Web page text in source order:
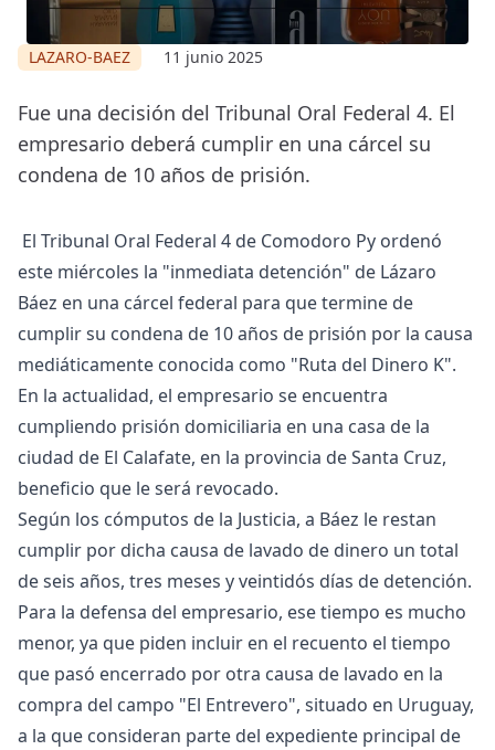
LAZARO-BAEZ 11 junio 2025
Fue una decisión del Tribunal Oral Federal 4. El
empresario deberá cumplir en una cárcel su
condena de 10 años de prisión.
El Tribunal Oral Federal 4 de Comodoro Py ordenó
este miércoles la "inmediata detención" de Lázaro
Báez en una cárcel federal para que termine de
cumplir su condena de 10 años de prisión por la causa
mediáticamente conocida como "Ruta del Dinero K".
En la actualidad, el empresario se encuentra
cumpliendo prisión domiciliaria en una casa de la
ciudad de El Calafate, en la provincia de Santa Cruz,
beneficio que le será revocado.
Según los cómputos de la Justicia, a Báez le restan
cumplir por dicha causa de lavado de dinero un total
de seis años, tres meses y veintidós días de detención.
Para la defensa del empresario, ese tiempo es mucho
menor, ya que piden incluir en el recuento el tiempo
que pasó encerrado por otra causa de lavado en la
compra del campo "El Entrevero", situado en Uruguay,
a la que consideran parte del expediente principal de